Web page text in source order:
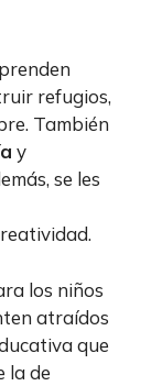
refugios,
También
y
se les
los niños
atraídos
que
la de